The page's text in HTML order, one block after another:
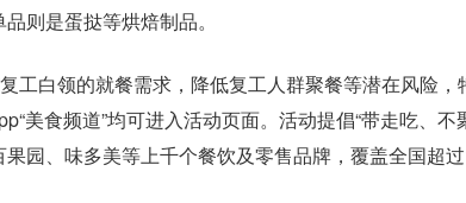
则是蛋挞等烘焙制品。
工白领的就餐需求，降低复工人群聚餐等潜在风险
美食频道”均可进入活动页面。活动提倡“带走吃、不
园、味多美等上千个餐饮及零售品牌，覆盖全国超